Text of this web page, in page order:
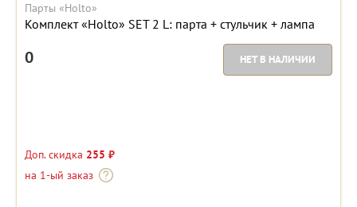
Парты «Holto»
Комплект «Holto» SET 2 L: парта + стульчик + лампа
0 НЕТ В НАЛИЧИИ
Доп. скидка 255 ₽
на 1-ый заказ